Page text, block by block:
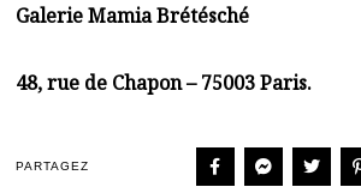
Galerie Mamia Brétésché
48, rue de Chapon – 75003 Paris.
PARTAGEZ